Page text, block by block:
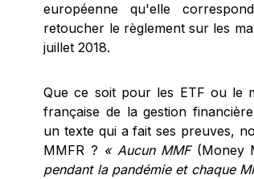
européenne qu'elle
retoucher le règlement sur les
juillet 2018.
Que ce soit pour les ETF ou le
française de la gestion
un texte qui a fait ses preuves,
MMFR ? « Aucun MMF (Money
pendant la pandémie et chaque